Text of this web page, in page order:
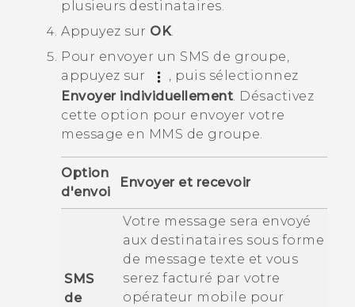
plusieurs destinataires.
Appuyez sur OK.
Pour envoyer un SMS de groupe,
appuyez sur
, puis sélectionnez
Envoyer individuellement Désactivez
cette option pour envoyer votre
message en MMS de groupe.
Option
d'envoi
Envoyer et recevoir
SMS
de
Votre message sera envoyé
aux destinataires sous forme
de message texte et vous
serez facturé par votre
opérateur mobile pour